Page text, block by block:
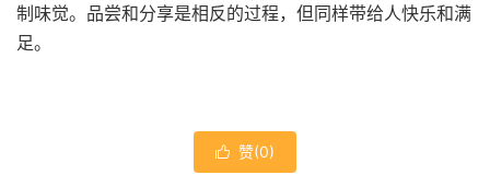
制味觉。品尝和分享是相反的过程，但同样带给人快乐和满
足。
 赞(0)